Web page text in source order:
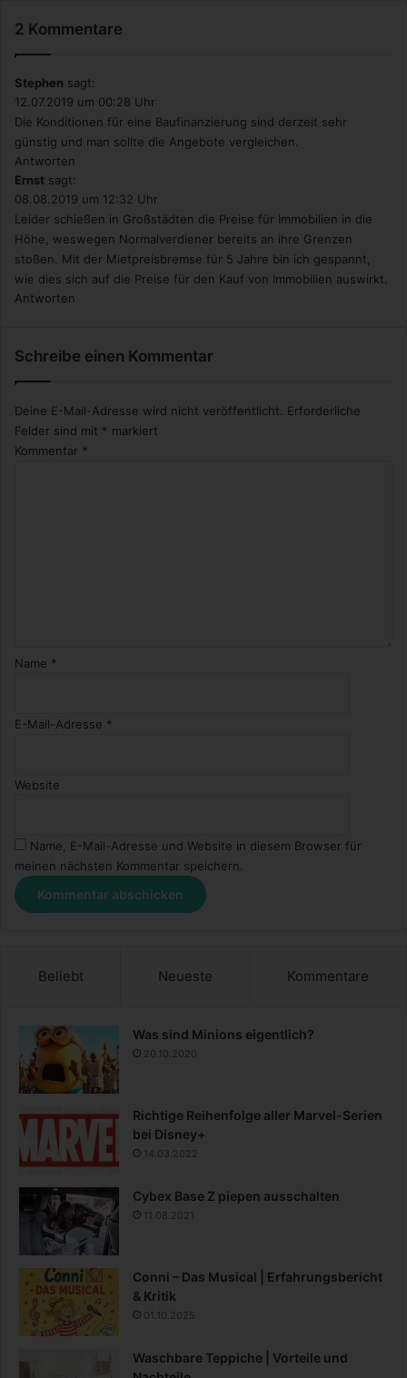
2 Kommentare
Stephen sagt:
12.07.2019 um 00:28 Uhr
Die Konditionen für eine Baufinanzierung sind derzeit sehr
günstig und man sollte die Angebote vergleichen.
Antworten
Ernst sagt:
08.08.2019 um 12:32 Uhr
Leider schießen in Großstädten die Preise für Immobilien in die
Höhe, weswegen Normalverdiener bereits an ihre Grenzen
stoßen. Mit der Mietpreisbremse für 5 Jahre bin ich gespannt,
wie dies sich auf die Preise für den Kauf von Immobilien auswirkt.
Antworten
Schreibe einen Kommentar
Deine E-Mail-Adresse wird nicht veröffentlicht.
Erforderliche
Felder sind mit * markiert
Kommentar *
Name *
E-Mail-Adresse *
Website
Name, E-Mail-Adresse und Website in diesem Browser für
meinen nächsten Kommentar speichern.
Beliebt Neueste Kommentare
Was sind Minions eigentlich?
20.10.2020
Richtige Reihenfolge aller Marvel-Serien
bei Disney+
14.03.2022
Cybex Base Z piepen ausschalten
11.08.2021
Conni – Das Musical | Erfahrungsbericht
& Kritik
01.10.2025
Waschbare Teppiche | Vorteile und